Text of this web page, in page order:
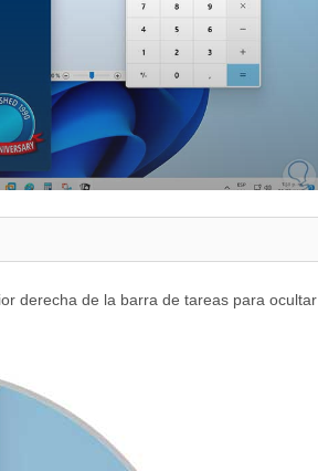
derecha de la barra de tareas para ocultar